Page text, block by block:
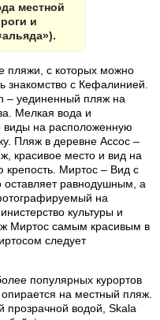
местной
и
пляжи, с которых можно
знакомство с Кефалинией.
– уединенный пляж на
Мелкая вода и
на расположенную
Пляж в деревне Ассос –
красивое место и вид на
крепость. Миртос – Вид с
оставляет равнодушным, а
на
культуры и
Миртос самым красивым в
следует
популярных курортов
на местный пляж.
прозрачной водой, Skala